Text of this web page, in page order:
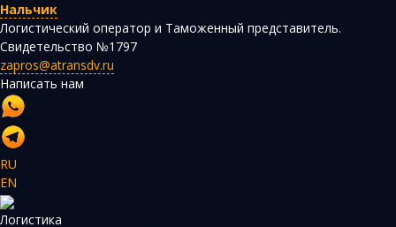
Нальчик
Логистический оператор и Таможенный представитель.
Свидетельство №1797
zapros@atransdv.ru
Написать нам
RU
EN
Логистика